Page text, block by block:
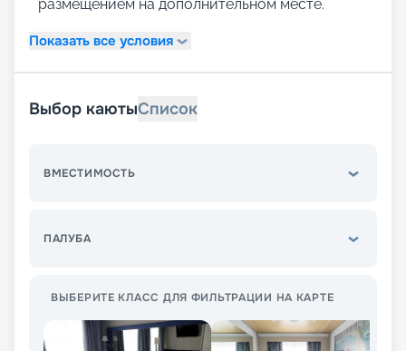
размещением на дополнительном месте.
Показать все условия
Выбор каютыСписок
ВМЕСТИМОСТЬ
ПАЛУБА
ВЫБЕРИТЕ КЛАСС ДЛЯ ФИЛЬТРАЦИИ НА КАРТЕ